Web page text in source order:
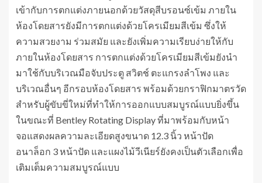
เข้ากับการตกแต่งภายนอกด้วยวัสดุสีบรอนซ์เข้ม ภายใน
ห้องโดยสารยังมีการตกแต่งด้วยโครเมียมสีเข้ม ซึ่งให้
ความสวยงาม ร่วมสมัย และยังเพิ่มความเรียบง่ายให้กับ
ภายในห้องโดยสาร การตกแต่งด้วยโครเมียมสีเข้มยังนำ
มาใช้กับบริเวณมือจับประตู สวิตช์ ตะแกรงลำโพง และ
บริเวณอื่นๆ อีกรอบห้องโดยสาร พร้อมด้วยกราฟิกมาตรวัด
สำหรับผู้ขับขี่ใหม่ที่ทำให้การออกแบบสมบูรณ์แบบยิ่งขึ้น
ในขณะที่ Bentley Rotating Display ที่มาพร้อมกับหน้า
จอแสดงผลความละเอียดสูงขนาด 12.3 นิ้ว หน้าปัด
อนาล็อก 3 หน้าปัด และแผงไม้วีเนียร์ยังคงเป็นตัวเลือกเพื่อ
เติมเต็มความสมบูรณ์แบบ